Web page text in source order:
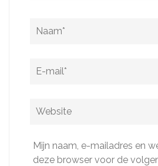
Naam
E-
Website
Mijn naam, e-mailadres en
deze browser voor de